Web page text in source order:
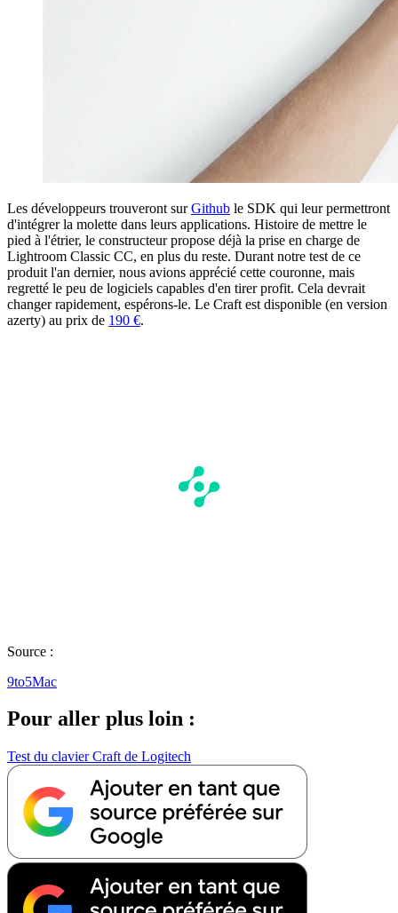
Les développeurs trouveront surGithub le SDK qui leur permettront
d'intégrer la molette dans leurs applications. Histoire de mettre le
pied à l'étrier, le constructeur propose déjà la prise en charge de
Lightroom Classic CC, en plus du reste. Durant notre test de ce
produit l'an dernier, nous avions apprécié cette couronne, mais
regretté le peu de logiciels capables d'en tirer profit. Cela devrait
changer rapidement, espérons-le. Le Craft est disponible (en version
azerty) au prix de 190 €.
Source :
9to5Mac
Pour aller plus loin :
Test du clavier Craft de Logitech